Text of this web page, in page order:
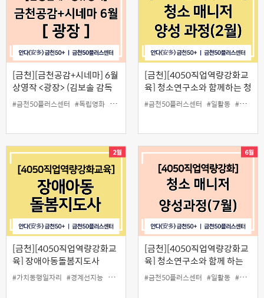
[금천][금천공감+시네마] 6월
상영작 <광장> (김보솔 감독
과의 GV)
#금천50플러스센터 #독립영화 #무료 #인생설계
[금천][4050직업역량강화교
육] 청소연구소와 함께하는 청
소매니저 양성과정(2월)
#금천50플러스센터 #일활동 #청소매니저
[금천][4050직업역량강화교
육] 장애아동돌봄지도사
#가치동행일자리 #경계선지능 #금천50플러스센터 #일활동 #장애 #학생맞춤형
[금천][4050직업역량강화교
육] 청소연구소와 함께 하는
청소매니저 양성과정(6월)
#금천50플러스센터 #일활동 #청소매니저